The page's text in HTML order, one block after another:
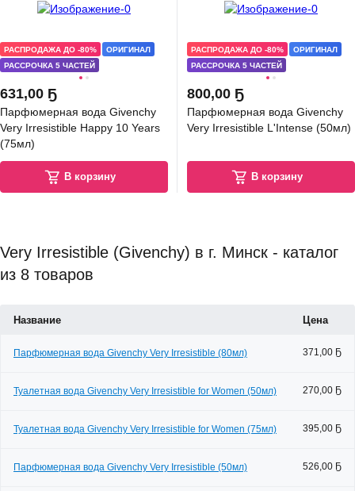
РАССРОЧКА 5 ЧАСТЕЙ
РАСПРОДАЖА ДО -80% ОРИГИНАЛ
631,00 Ҕ
Парфюмерная вода Givenchy
Very Irresistible Happy 10 Years
(75мл)
В корзину
РАССРОЧКА 5 ЧАСТЕЙ
РАСПРОДАЖА ДО -80% ОРИГИНАЛ
800,00 Ҕ
Парфюмерная вода Givenchy
Very Irresistible L'Intense (50мл)
В корзину
Very Irresistible (Givenchy) в г. Минск - каталог
из 8 товаров
Название Цена
Парфюмерная вода Givenchy Very Irresistible (80мл) 371,00 Ҕ
Туалетная вода Givenchy Very Irresistible for Women (50мл) 270,00 Ҕ
Туалетная вода Givenchy Very Irresistible for Women (75мл) 395,00 Ҕ
Парфюмерная вода Givenchy Very Irresistible (50мл) 526,00 Ҕ